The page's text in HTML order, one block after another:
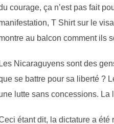
courage, ça n’est pas fait
T Shirt sur le
au balcon comment ils
Les Nicaraguyens sont des
se battre pour sa liberté ?
lutte sans concessions. La
étant dit, la dictature a